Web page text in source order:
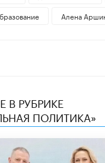
Алена
В РУБРИКЕ
ПОЛИТИКА»